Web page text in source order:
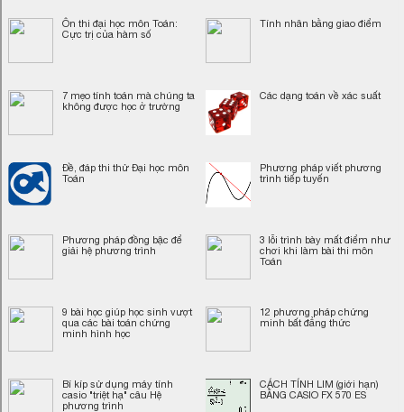
Ôn thi đại học môn Toán:
Cực trị của hàm số
Tính nhân bằng giao điểm
7 mẹo tính toán mà chúng ta
không được học ở trường
Các dạng toán về xác suất
Đề, đáp thi thử Đại học môn
Toán
Phương pháp viết phương
trình tiếp tuyến
Phương pháp đồng bậc để
giải hệ phương trình
3 lỗi trình bày mất điểm như
chơi khi làm bài thi môn
Toán
9 bài học giúp học sinh vượt
qua các bài toán chứng
minh hình học
12 phương pháp chứng
minh bất đẳng thức
Bí kíp sử dụng máy tính
casio "triệt hạ" câu Hệ
phương trình
CÁCH TÍNH LIM (giới hạn)
BẰNG CASIO FX 570 ES